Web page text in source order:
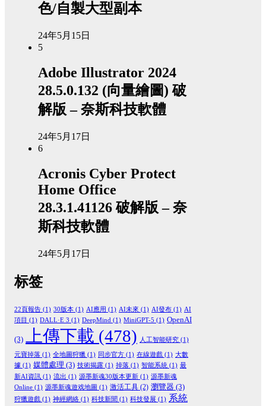
色/自製大型副本
24年5月15日
5
Adobe Illustrator 2024
28.5.0.132 (向量繪圖) 破
解版 – 奈斯科技軟體
24年5月17日
6
Acronis Cyber Protect
Home Office
28.3.1.41126 破解版 – 奈
斯科技軟體
24年5月17日
标签
22頁報告 (1) 30版本 (1) AI應用 (1) AI未來 (1) AI發布 (1) AI
項目 (1) DALL·E 3 (1) DeepMind (1) MiniGPT-5 (1) OpenAI
(3) 上傳下載 (478) 人工智能研究 (1)
元寶掉落 (1) 全地圖狩獵 (1) 同步官方 (1) 在線遊戲 (1) 大數
據 (1) 媒體處理 (3) 技術揭露 (1) 掉落 (1) 智能系統 (1) 最
新AI資訊 (1) 流出 (1) 源墨新魂30版本更新 (1) 源墨新魂
Online (1) 源墨新魂遊戏地圖 (1) 激活工具 (2) 瀏覽器 (3)
狩獵遊戲 (1) 神經網絡 (1) 科技新聞 (1) 科技發展 (1) 系統